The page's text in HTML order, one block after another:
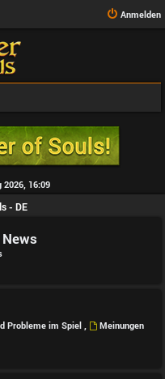
Anmelden
2026, 16:09
- DE
Probleme im Spiel ,
Meinungen